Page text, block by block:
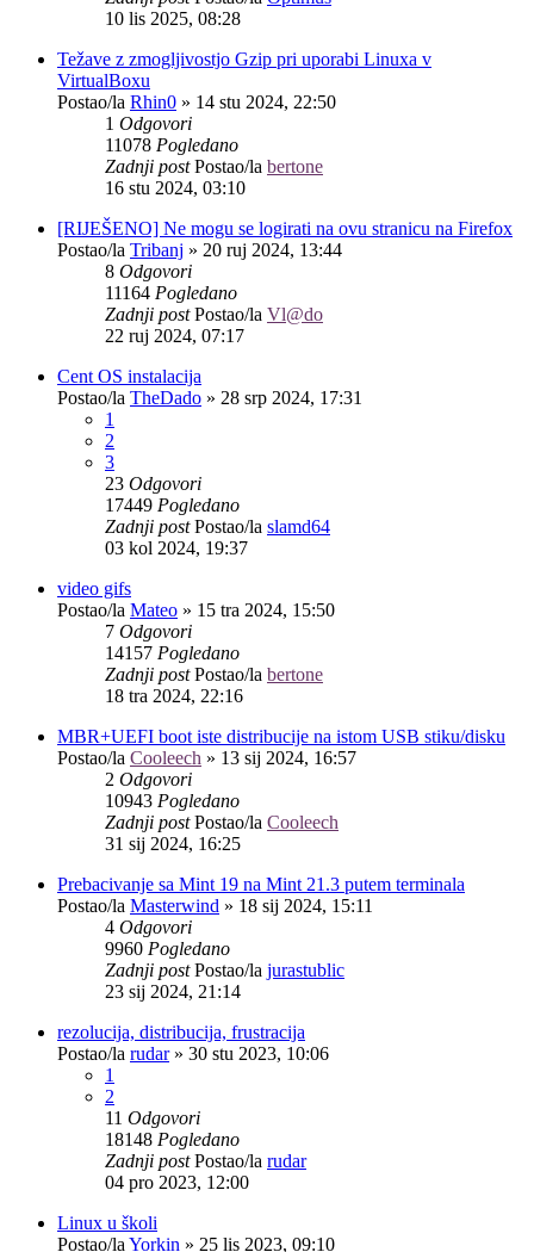
10 lis 2025, 08:28
Težave z zmogljivostjo Gzip pri uporabi Linuxa v
VirtualBoxu
Postao/la Rhin0 » 14 stu 2024, 22:50
1 Odgovori
11078 Pogledano
Zadnji postPostao/la bertone
16 stu 2024, 03:10
[RIJEŠENO] Ne mogu se logirati na ovu stranicu na Firefox
Postao/la Tribanj » 20 ruj 2024, 13:44
8 Odgovori
11164 Pogledano
Zadnji postPostao/la Vl@do
22 ruj 2024, 07:17
Cent OS instalacija
Postao/la TheDado » 28 srp 2024, 17:31
1
2
3
23 Odgovori
17449 Pogledano
Zadnji postPostao/la slamd64
03 kol 2024, 19:37
video gifs
Postao/la Mateo » 15 tra 2024, 15:50
7 Odgovori
14157 Pogledano
Zadnji postPostao/la bertone
18 tra 2024, 22:16
MBR+UEFI boot iste distribucije na istom USB stiku/disku
Postao/la Cooleech » 13 sij 2024, 16:57
2 Odgovori
10943 Pogledano
Zadnji postPostao/la Cooleech
31 sij 2024, 16:25
Prebacivanje sa Mint 19 na Mint 21.3 putem terminala
Postao/la Masterwind » 18 sij 2024, 15:11
4 Odgovori
9960 Pogledano
Zadnji postPostao/la jurastublic
23 sij 2024, 21:14
rezolucija, distribucija, frustracija
Postao/la rudar» 30 stu 2023, 10:06
1
2
11 Odgovori
18148 Pogledano
Zadnji postPostao/la rudar
04 pro 2023, 12:00
Linux u školi
Postao/la Yorkin » 25 lis 2023, 09:10